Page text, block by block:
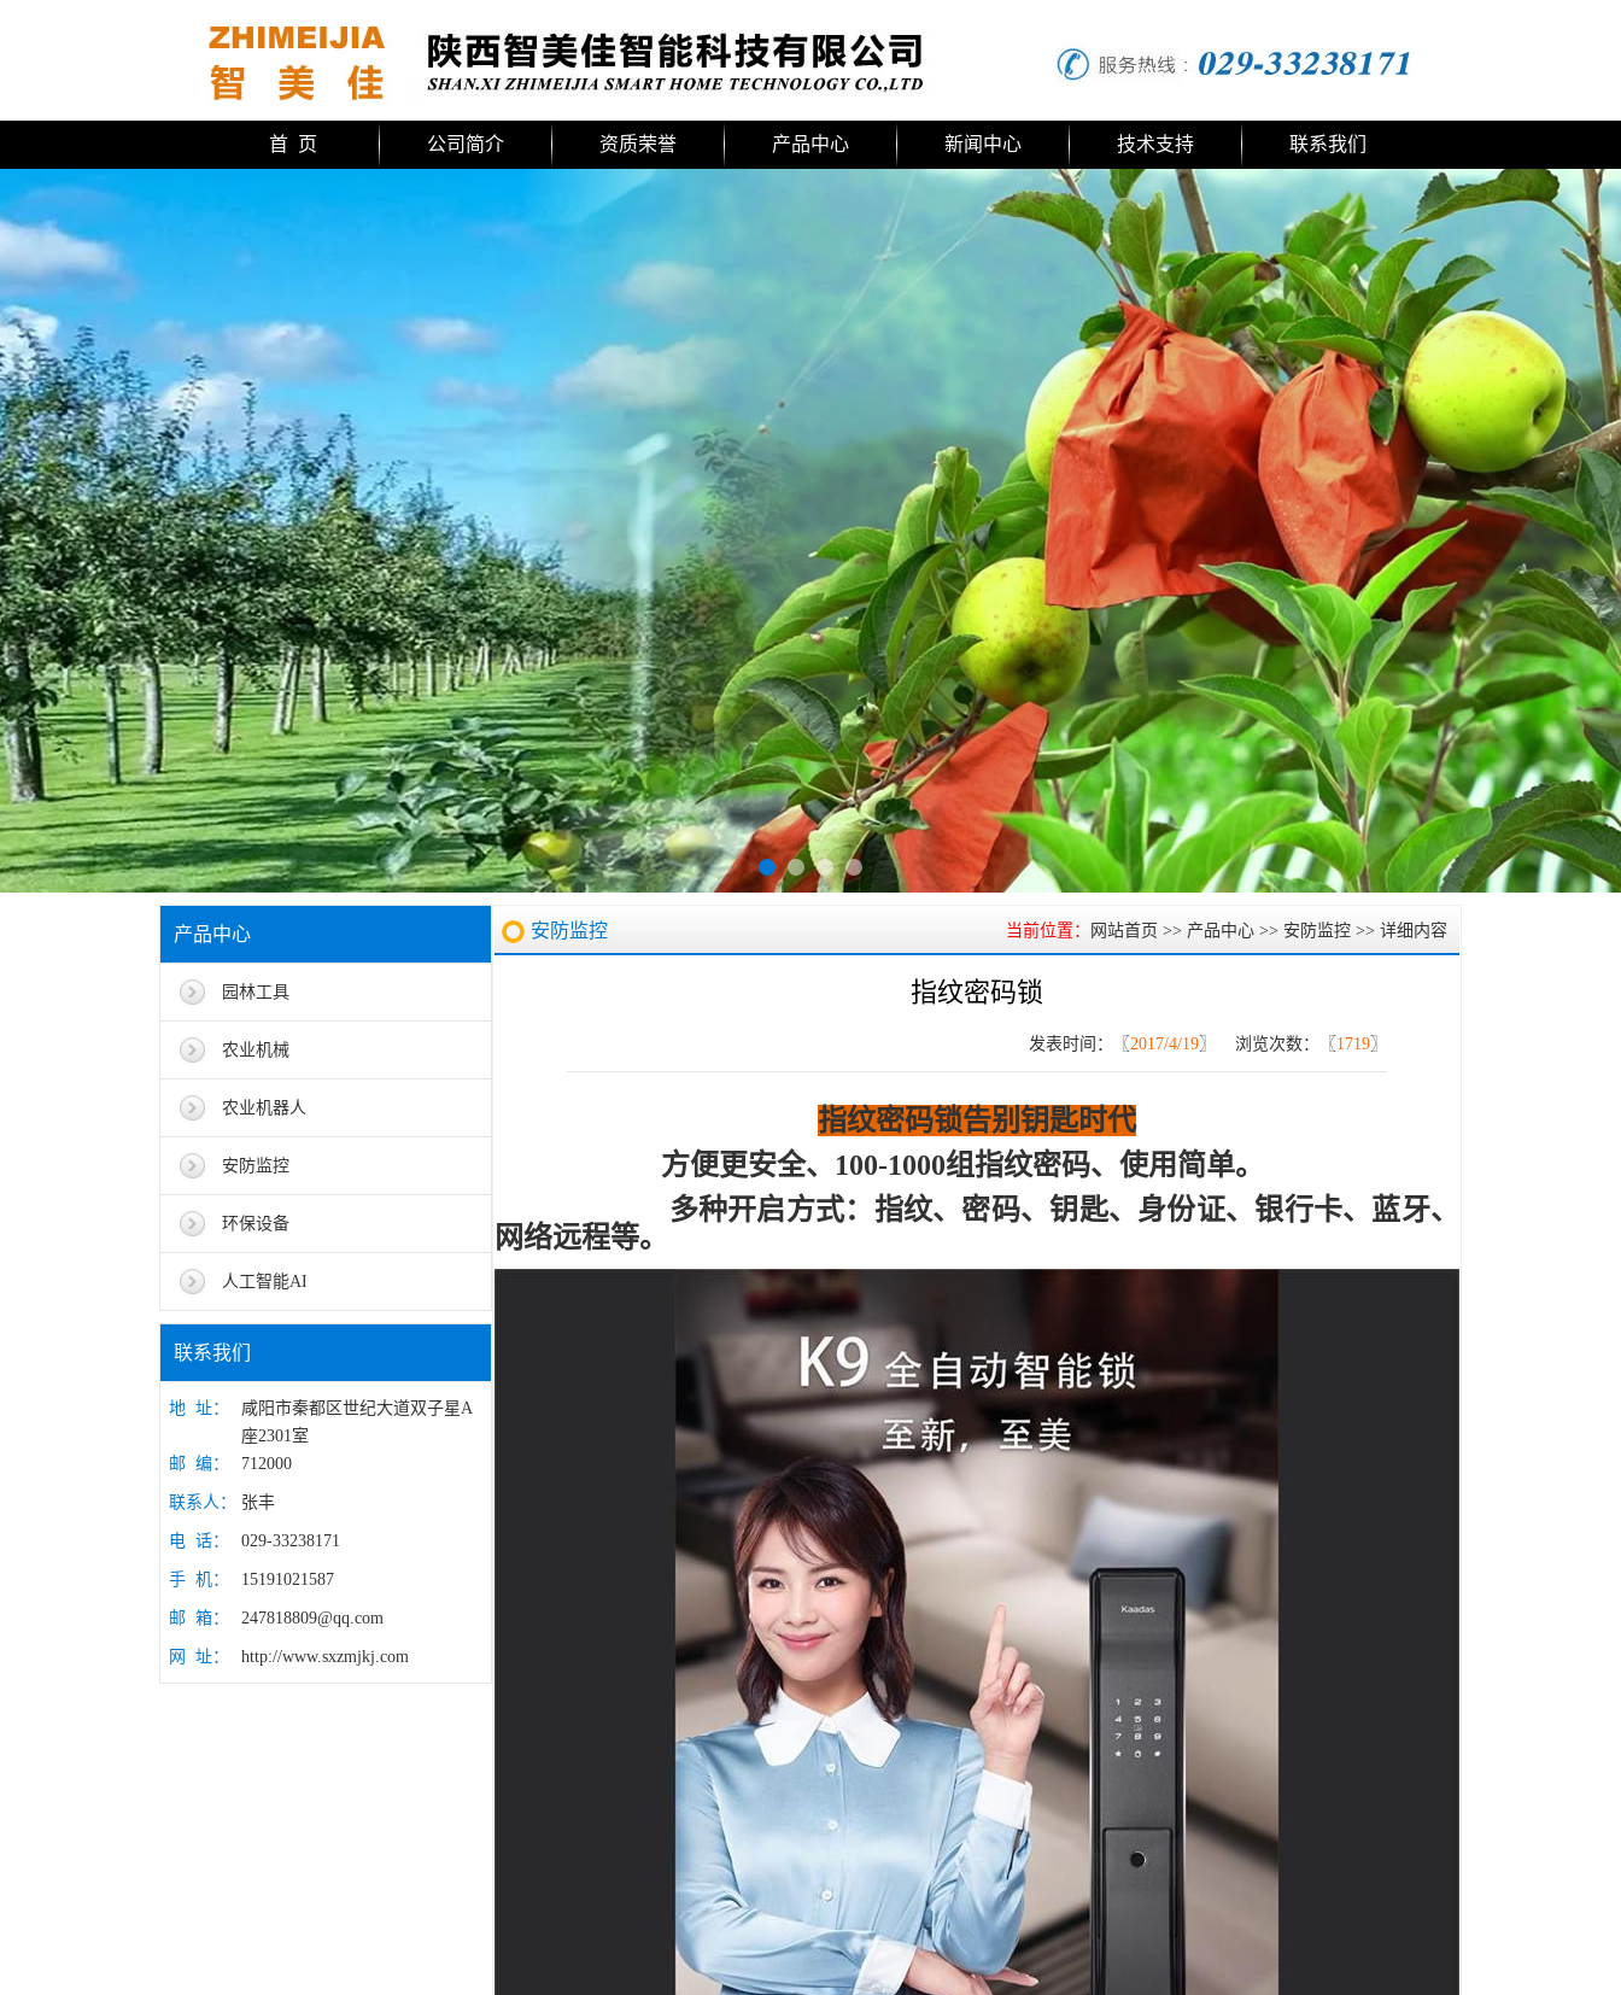
首 页 公司简介 资质荣誉 产品中心 新闻中心 技术支持 联系我们
产品中心
园林工具
农业机械
农业机器人
安防监控
环保设备
人工智能AI
联系我们
地 址：
咸阳市秦都区世纪大道双子星A
座2301室
邮 编：
712000
联系人： 张丰
电 话： 029-33238171
手 机： 15191021587
邮 箱： 247818809@qq.com
网 址： http://www.sxzmjkj.com
安防监控 当前位置： 网站首页 >> 产品中心 >> 安防监控 >> 详细内容
指纹密码锁
发表时间：〖2017/4/19〗 浏览次数：〖 1719〗
指纹密码锁告别钥匙时代
方便更安全、 100-1000组指纹密码、使用简单。
多种开启方式：指纹、密码、钥匙、 身份证、银行卡、蓝牙、
网络远程等。